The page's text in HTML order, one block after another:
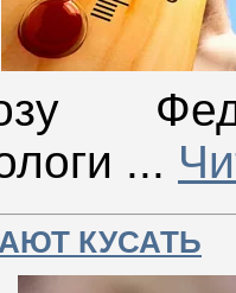
...
КУСАТЬ